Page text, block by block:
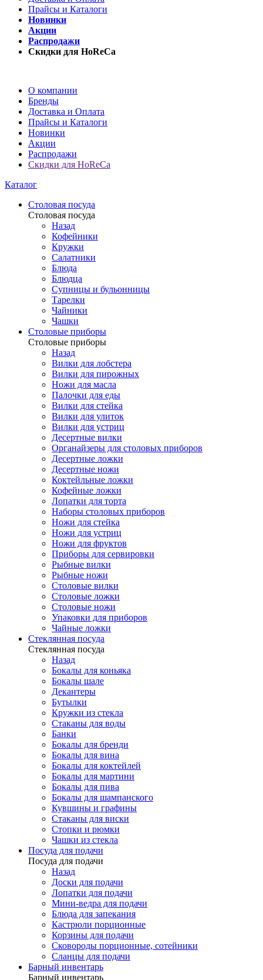
Прайсы и Каталоги
Новинки
Акции
Распродажи
Скидки для HoReCa
О компании
Бренды
Доставка и Оплата
Прайсы и Каталоги
Новинки
Акции
Распродажи
Скидки для HoReCa
Каталог
Столовая посуда
Столовая посуда
Назад
Кофейники
Кружки
Салатники
Блюда
Блюдца
Супницы и бульонницы
Тарелки
Чайники
Чашки
Cтоловые приборы
Cтоловые приборы
Назад
Вилки для лобстера
Вилки для пирожных
Ножи для масла
Палочки для еды
Вилки для стейка
Вилки для улиток
Вилки для устриц
Десертные вилки
Органайзеры для столовых приборов
Десертные ложки
Десертные ножи
Коктейльные ложки
Кофейные ложки
Лопатки для торта
Наборы столовых приборов
Ножи для стейка
Ножи для устриц
Ножи для фруктов
Приборы для сервировки
Рыбные вилки
Рыбные ножи
Столовые вилки
Столовые ложки
Столовые ножи
Упаковки для приборов
Чайные ложки
Стеклянная посуда
Стеклянная посуда
Назад
Бокалы для коньяка
Бокалы шале
Декантеры
Бутылки
Кружки из стекла
Стаканы для воды
Банки
Бокалы для бренди
Бокалы для вина
Бокалы для коктейлей
Бокалы для мартини
Бокалы для пива
Бокалы для шампанского
Кувшины и графины
Стаканы для виски
Стопки и рюмки
Чашки из стекла
Посуда для подачи
Посуда для подачи
Назад
Доски для подачи
Лопатки для подачи
Мини-ведра для подачи
Блюда для запекания
Кастрюли порционные
Корзины для подачи
Сковороды порционные, сотейники
Сланцы для подачи
Барный инвентарь
Барный инвентарь